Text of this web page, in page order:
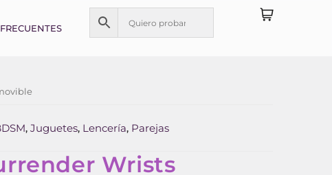
, Juguetes, Lencería, Parejas
Wrists